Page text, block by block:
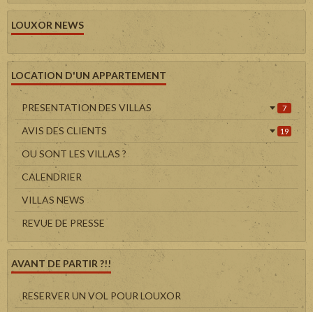
LOUXOR NEWS
LOCATION D'UN APPARTEMENT
PRESENTATION DES VILLAS 7
AVIS DES CLIENTS 19
OU SONT LES VILLAS ?
CALENDRIER
VILLAS NEWS
REVUE DE PRESSE
AVANT DE PARTIR ?!!
RESERVER UN VOL POUR LOUXOR